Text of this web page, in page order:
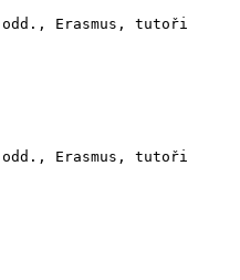
Erasmus, tutoři
Erasmus, tutoři